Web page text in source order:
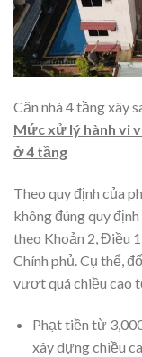
Căn nhà 4 tầng xây
Mức xử lý hành vi
ở 4 tầng
Theo quy định của
không đúng quy
theo Khoản 2, Điều
Chính phủ. Cụ thể,
vượt quá chiều cao
Phạt tiền từ
xây dựng chiều